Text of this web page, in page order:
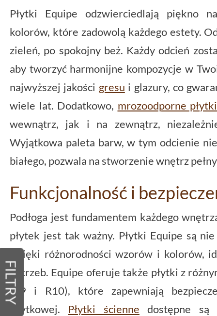
FILTRY
Płytki Equipe odzwierciedlają piękno
kolorów, które zadowolą każdego estety.
zieleń, po spokojny beż. Każdy odcień
aby tworzyć harmonijne kompozycje w
najwyższej jakości gresu i glazury, co
wiele lat. Dodatkowo, mrozoodporne płytki
wewnątrz, jak i na zewnątrz,
Wyjątkowa paleta barw, w tym odcienie
białego, pozwala na stworzenie wnętrz
Funkcjonalność i
Podłoga jest fundamentem każdego
płytek jest tak ważny. Płytki Equipe są
Dzięki różnorodności wzorów i kolorów,
potrzeb. Equipe oferuje także płytki z
(R9 i R10), które zapewniają
użytkowej. Płytki ścienne dostępne są